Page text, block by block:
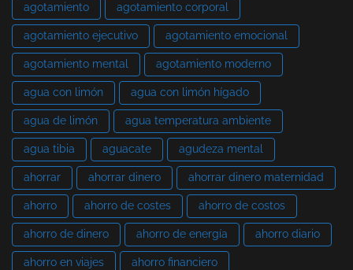
agotamiento agotamiento corporal
agotamiento ejecutivo agotamiento emocional
agotamiento mental agotamiento moderno
agua con limón agua con limón hígado
agua de limón agua temperatura ambiente
agua tibia aguacate agudeza mental
ahorrar ahorrar dinero ahorrar dinero maternidad
ahorro ahorro de costes ahorro de costos
ahorro de dinero ahorro de energía ahorro diario
ahorro en viajes ahorro financiero